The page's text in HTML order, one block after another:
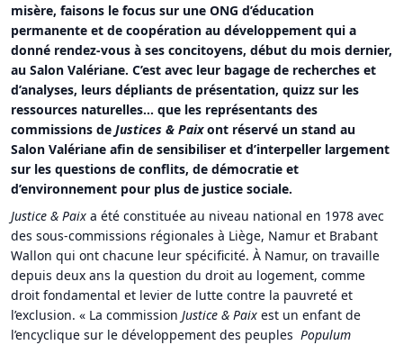
misère, faisons le focus sur une ONG d’éducation
permanente et de coopération au développement qui a
donné rendez-vous à ses concitoyens, début du mois dernier,
au Salon Valériane. C’est avec leur bagage de recherches et
d’analyses, leurs dépliants de présentation, quizz sur les
ressources naturelles… que les représentants des
commissions de Justices & Paixont réservé un stand au
Salon Valériane afin de sensibiliser et d’interpeller largement
sur les questions de conflits, de démocratie et
d’environnement pour plus de justice sociale.
Justice & Paix a été constituée au niveau national en 1978 avec
des sous-commissions régionales à Liège, Namur et Brabant
Wallon qui ont chacune leur spécificité. À Namur, on travaille
depuis deux ans la question du droit au logement, comme
droit fondamental et levier de lutte contre la pauvreté et
l’exclusion. « La commission Justice & Paix est un enfant de
l’encyclique sur le développement des peuples Populum